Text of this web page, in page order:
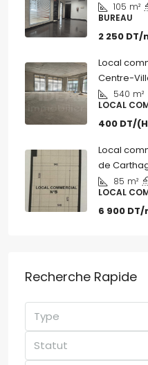
105 m²
BUREAU
2 250 DT/
Local
Centre-
540 m²
LOCAL
400 DT/
Local
de
85 m²
LOCAL
6 900
Recherche Rapide
Type
Statut